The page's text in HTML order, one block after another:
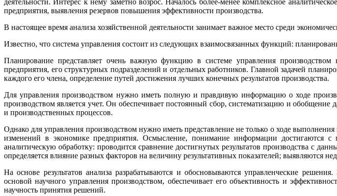
предприятия, выявления резервов повышения эффективности производства.
В настоящее время анализа хозяйственной деятельности занимает важное место среди
Известно, что система управления состоит из следующих взаимосвязанных функций:
Планирование представляет очень важную функцию в системе управления
предприятия, его структурных подразделений и отдельных работников. Главной задачей
каждого его члена, определение путей достижения лучших конечных результатов производства.
Для управления производством нужно иметь полную и правдивую информацию о ходе
производством является учет. Он обеспечивает постоянный сбор, систематизацию и
и производственных процессов.
Однако для управления производством нужно иметь представление не только о ходе
изменений в экономике предприятия. Осмысление, понимание информации достигаются
аналитическую обработку: проводится сравнение достигнутых результатов производства с
определяется влияние разных факторов на величину результативных показателей; выявляются
На основе результатов анализа разрабатываются и обосновываются управленческие
основой научного управления производством, обеспечивает его объективность и
научность принятия решений.